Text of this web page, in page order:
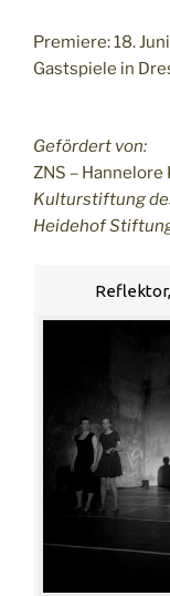
Premiere: 18.
Gastspiele in
Gefördert von:
ZNS –
Kulturstiftung
Heidehof